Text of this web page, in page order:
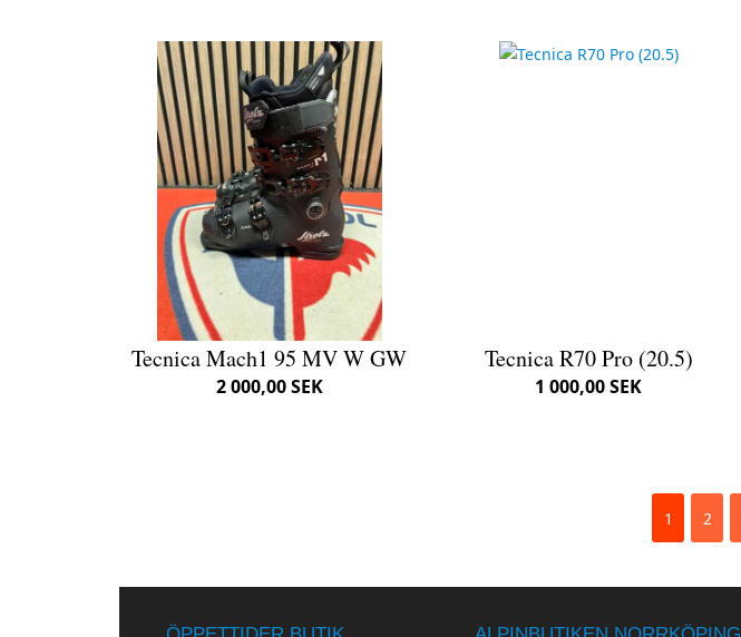
Tecnica Mach1 95 MV W GW
2 000,00 SEK
Tecnica R70 Pro (20.5)
1 000,00 SEK
1 2